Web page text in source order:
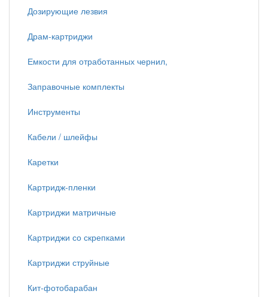
Дозирующие лезвия
Драм-картриджи
Емкости для отработанных чернил,
Заправочные комплекты
Инструменты
Кабели / шлейфы
Каретки
Картридж-пленки
Картриджи матричные
Картриджи со скрепками
Картриджи струйные
Кит-фотобарабан